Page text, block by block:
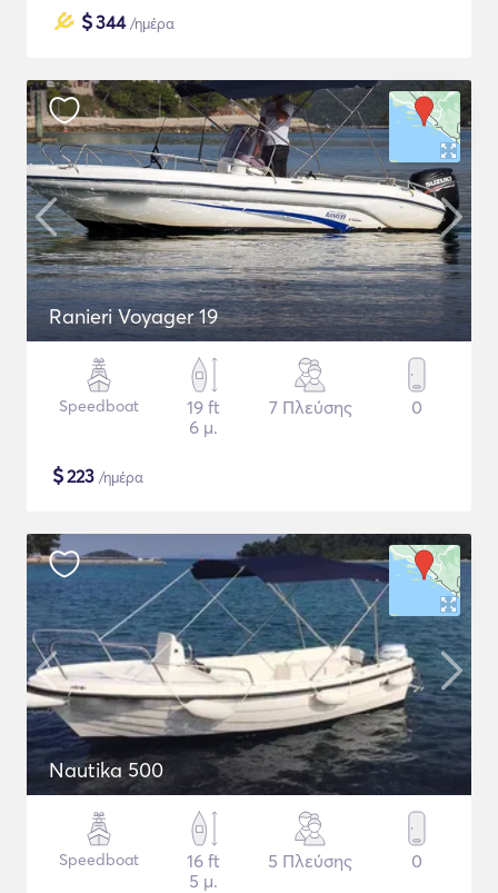
$344/ημέρα
Ranieri Voyager 19
Speedboat
19 ft
6 μ.
7 Πλεύσης 0
$223 /ημέρα
Nautika 500
Speedboat
16 ft
5 μ.
5 Πλεύσης 0